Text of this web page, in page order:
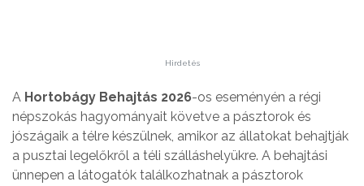
Hirdetés
A Hortobágy Behajtás 2026-os eseményén a régi
népszokás hagyományait követve a pásztorok és
jószágaik a télre készülnek, amikor az állatokat behajtják
a pusztai legelőkről a téli szálláshelyükre. A behajtási
ünnepen a látogatók találkozhatnak a pásztorok